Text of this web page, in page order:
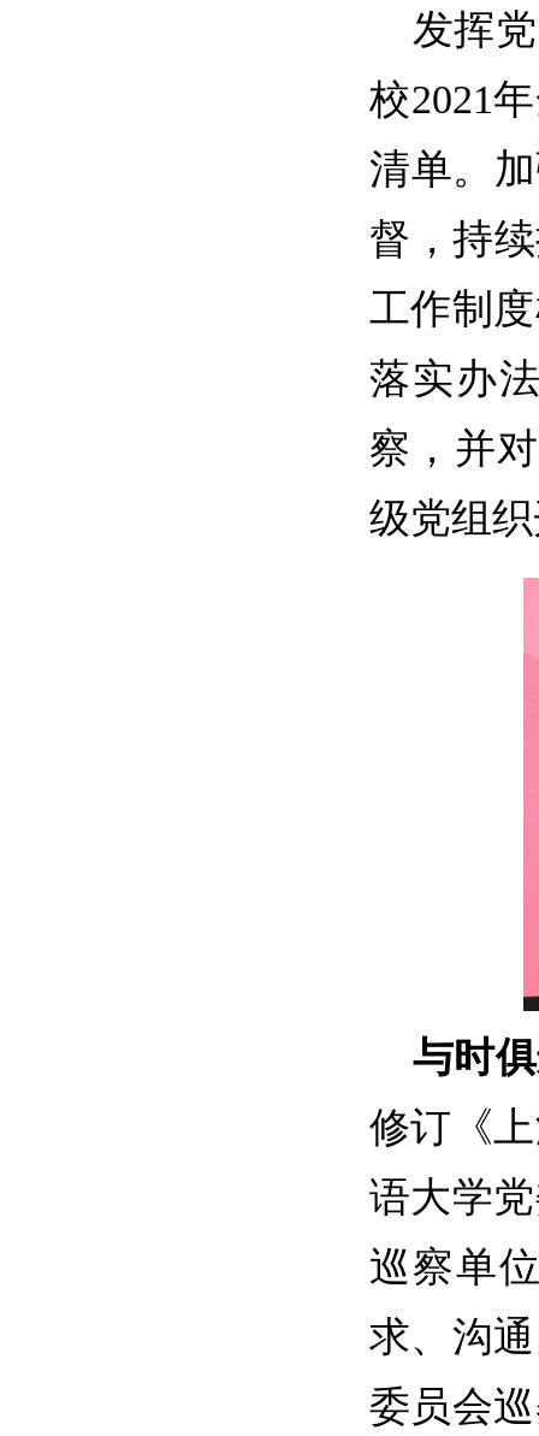
发挥
校2021
清单。
督，持
工作制
落实办
察，并
级党组
与时
修订《
语大学
巡察单
求、沟
委员会